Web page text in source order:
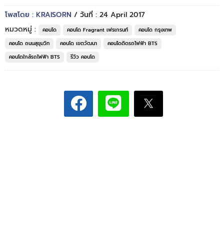
โพสโดย : KRAISORN / วันที่ : 24 April 2017
หมวดหมู่ :
คอนโด คอนโด Fragrant เฟรเกรนท์
คอนโด กรุงเทพ
คอนโด ถนนสุขุมวิท
คอนโด เขตวัฒนา
คอนโดติดรถไฟฟ้า BTS
คอนโดใกล้รถไฟฟ้า BTS
รีวิว คอนโด